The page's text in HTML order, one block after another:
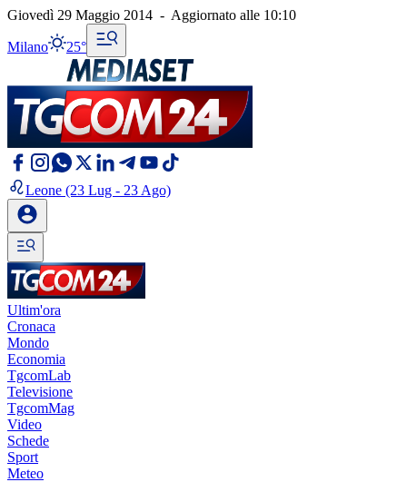
Giovedì 29 Maggio 2014 - Aggiornato alle 10:10
Milano 25°
Leone (23 Lug - 23 Ago)
Ultim'ora
Cronaca
Mondo
Economia
TgcomLab
Televisione
TgcomMag
Video
Schede
Sport
Meteo